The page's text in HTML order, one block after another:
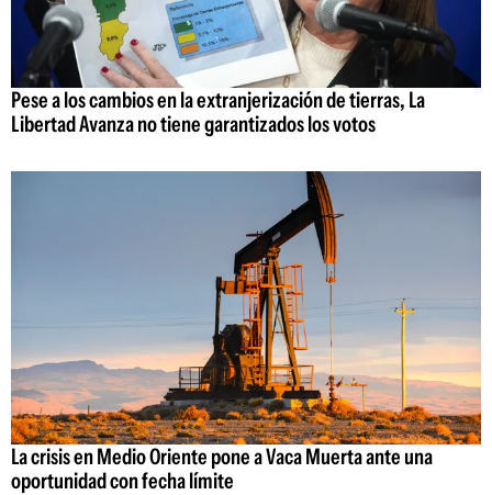
Pese a los cambios en la extranjerización de tierras, La
Libertad Avanza no tiene garantizados los votos
La crisis en Medio Oriente pone a Vaca Muerta ante una
oportunidad con fecha límite